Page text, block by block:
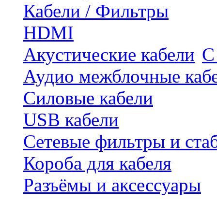
Кабели / Фильтры
HDMI
Акустические кабели С
Аудио межблочные
Силовые кабели
USB кабели
Сетевые фильтры и
Короба для кабеля
Разъёмы и аксессуары